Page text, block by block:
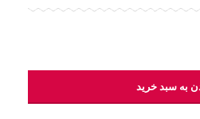
به سبد خرید